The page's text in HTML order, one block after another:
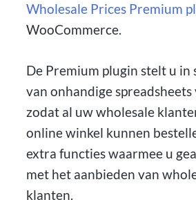
Wholesale Prices Premium
WooCommerce.
De Premium plugin stelt u
van onhandige
zodat al uw wholesale
online winkel kunnen
extra functies waarmee u
met het aanbieden van
klanten.